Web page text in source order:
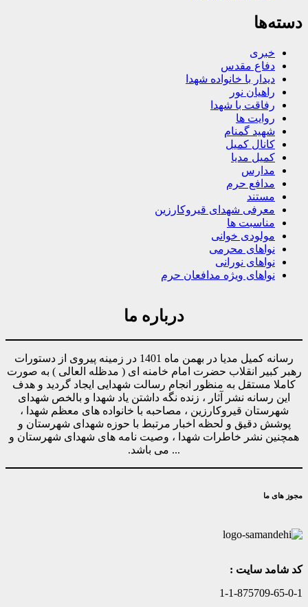
دسته‌ها
خبری
دفاع مقدس
دیدار با خانواده شهدا
راهیان نور
رفاقت با شهدا
روایت ها
شهید گمنام
کانال کمیل
کمیل مدیا
مدارس
مدافع حرم
مستند
معرفی شهدای قیروکارزین
مناسبت ها
مولودی خوانی
نواهای محرمی
نواهای نورانی
نواهای ویژه مدافعان حرم
درباره ما
رسانه کمیل مدیا در بهمن ماه 1401 در زمینه پیروی از دستورات
رهبر کبیر انقلاب حضرت امام خامنه ای ( مدظله العالی ) به صورت
کاملا مستقل به منظور انجام رسالت شهدایی ایجاد گردید و هدف
این رسانه نشر آثار ، زنده نگه داشتن یاد شهدا و بالخص شهدای
شهرستان قیروکارزین ، مصاحبه با خانواده های معظم شهدا ،
پوشش دقیق و لحظه اخبار مرتبط با حوزه شهدای شهرستان و
همچنین نشر خاطرات شهدا ، وصیت نامه های شهدای شهرستان و
... می باشد.
مجوز های ما
کد شامد سایت :
1-1-875709-65-0-1